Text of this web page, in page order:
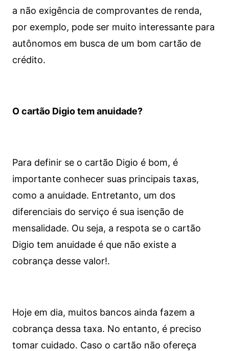
a não exigência de comprovantes de renda,
por exemplo, pode ser muito interessante para
autônomos em busca de um bom cartão de
crédito.
O cartão Digio tem anuidade?
Para definir se o cartão Digio é bom, é
importante conhecer suas principais taxas,
como a anuidade. Entretanto, um dos
diferenciais do serviço é sua isenção de
mensalidade. Ou seja, a respota se o cartão
Digio tem anuidade é que não existe a
cobrança desse valor!.
Hoje em dia, muitos bancos ainda fazem a
cobrança dessa taxa. No entanto, é preciso
tomar cuidado. Caso o cartão não ofereça